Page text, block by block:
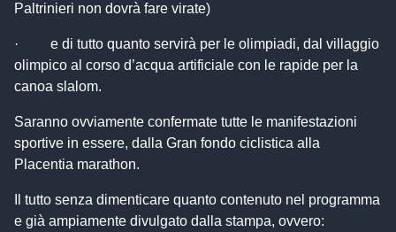
Paltrinieri non dovrà fare virate)
· e di tutto quanto servirà per le olimpiadi, dal villaggio
olimpico al corso d’acqua artificiale con le rapide per la
canoa slalom.
Saranno ovviamente confermate tutte le manifestazioni
sportive in essere, dalla Gran fondo ciclistica alla
Placentia marathon.
Il tutto senza dimenticare quanto contenuto nel programma
e già ampiamente divulgato dalla stampa, ovvero: